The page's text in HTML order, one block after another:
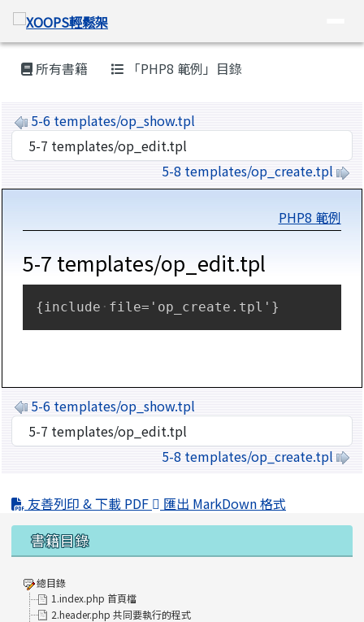
跳至主內容區
XOOPS輕鬆架
導覽列
主內容區域
所有書籍 「PHP8 範例」目錄
5-6 templates/op_show.tpl
選擇後會自動跳轉頁面
5-8 templates/op_create.tpl
PHP8 範例
5-7 templates/op_edit.tpl
{include file='op_create.tpl'}
5-6 templates/op_show.tpl
選擇後會自動跳轉頁面
5-8 templates/op_create.tpl
友善列印 & 下載 PDF 匯出 MarkDown 格式
左邊區域內容
書籍目錄
總目錄
1.index.php 首頁檔
2.header.php 共同要執行的程式
頁尾區域